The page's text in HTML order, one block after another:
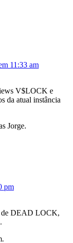
11:33 am
V$LOCK e
da atual instância
Jorge.
pm
de DEAD LOCK,